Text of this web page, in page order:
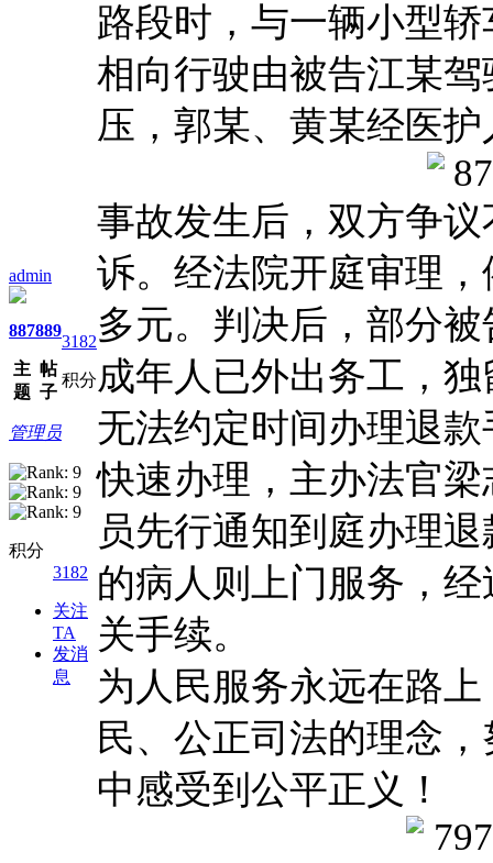
admin
887
主
题
889
帖
子
3182
积分
管理员
积分
3182
关注
TA
发消
息
路段时，与一辆小型
相向行驶由被告江某
压，郭某、黄某经医
事故发生后，双方争
诉。经法院开庭审理
多元。判决后，部分
成年人已外出务工，
无法约定时间办理退
快速办理，主办法官
员先行通知到庭办理
的病人则上门服务，
关手续。
为人民服务永远在路
民、公正司法的理念
中感受到公平正义！